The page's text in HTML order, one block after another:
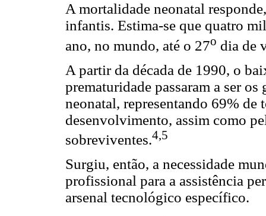
A mortalidade neonatal
infantis. Estima-se que quatro
ano, no mundo, até o 27o dia de
A partir da década de 1990, o
prematuridade passaram a ser
neonatal, representando 69% de
desenvolvimento, assim como
sobreviventes.4,5
Surgiu, então, a necessidade
profissional para a assistência
arsenal tecnológico específico.